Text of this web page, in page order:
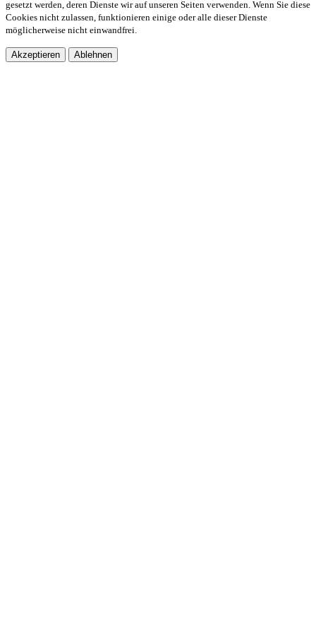
gesetzt werden, deren Dienste wir auf unseren Seiten verwenden. Wenn Sie diese
Cookies nicht zulassen, funktionieren einige oder alle dieser Dienste
möglicherweise nicht einwandfrei.
Akzeptieren Ablehnen